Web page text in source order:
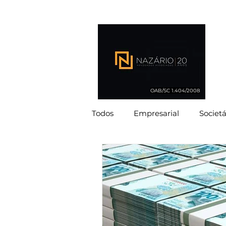
OAB/SC 1.404/2008
Todos Empresarial
Imobiliário Ambiental